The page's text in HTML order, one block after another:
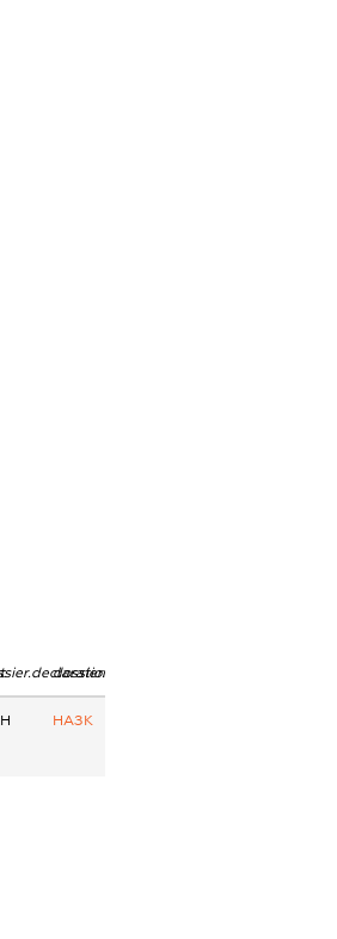
dossier.declarations.source
НАЗК